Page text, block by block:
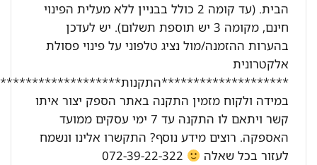
הבית. (עד קומה 2 כולל בבניין ללא מעלית הפינוי
חינם, מקומה 3 יש תוספת תשלום). יש לעדכן
בהערות ההזמנה/מול נציג טלפוני על פינוי פסולת
אלקטרונית
********************התקנות********************:
במידה ולקוח מזמין התקנה באתר הספק יצור איתו
קשר ויתאם לו התקנה עד 7 ימי עסקים ממועד
האספקה. רוצים מידע נוסף? התקשרו אלינו ונשמח
לעזור בכל שאלה
072-39-22-322